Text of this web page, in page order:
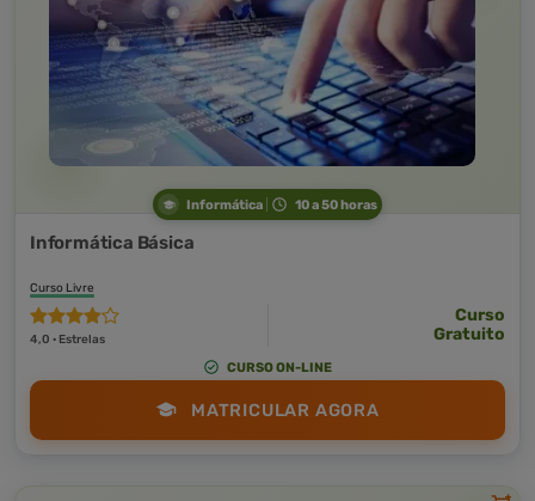
Informática 10 a 50 horas
Informática Básica
Curso Livre
4,0 · Estrelas
Curso
Gratuito
CURSO ON-LINE
MATRICULAR AGORA